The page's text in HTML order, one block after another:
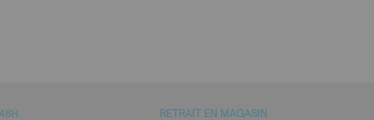
RETRAIT EN MAGASIN